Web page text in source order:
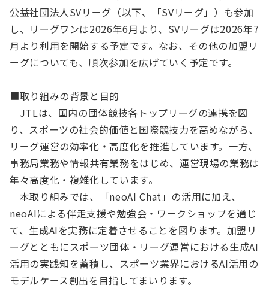
公益社団法人SVリーグ（以下、「SVリーグ」）も参加
し、リーグワンは2026年6月より、SVリーグは2026年7
月より利用を開始する予定です。なお、その他の加盟リ
ーグについても、順次参加を広げていく予定です。
■取り組みの背景と目的
JTLは、国内の団体競技各トップリーグの連携を図
り、スポーツの社会的価値と国際競技力を高めながら、
リーグ運営の効率化・高度化を推進しています。一方、
事務局業務や情報共有業務をはじめ、運営現場の業務は
年々高度化・複雑化しています。
本取り組みでは、「neoAI Chat」の活用に加え、
neoAIによる伴走支援や勉強会・ワークショップを通じ
て、生成AIを実務に定着させることを図ります。加盟リ
ーグとともにスポーツ団体・リーグ運営における生成AI
活用の実践知を蓄積し、スポーツ業界におけるAI活用の
モデルケース創出を目指してまいります。